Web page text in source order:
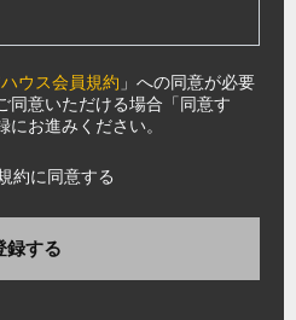
ウス会員規約 」への同意が必要
同意いただける場合「同意す
お進みください。
約に同意する
録する